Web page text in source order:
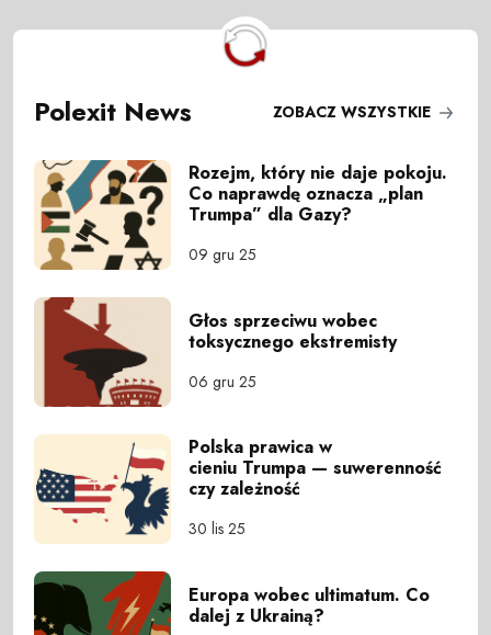
Polexit News ZOBACZ WSZYSTKIE
Rozejm, który nie daje pokoju.
Co naprawdę oznacza „plan
Trumpa” dla Gazy?
09 gru 25
Głos sprzeciwu wobec
toksycznego ekstremisty
06 gru 25
Polska prawica w
cieniu Trumpa — suwerenność
czy zależność
30 lis 25
Europa wobec ultimatum. Co
dalej z Ukrainą?